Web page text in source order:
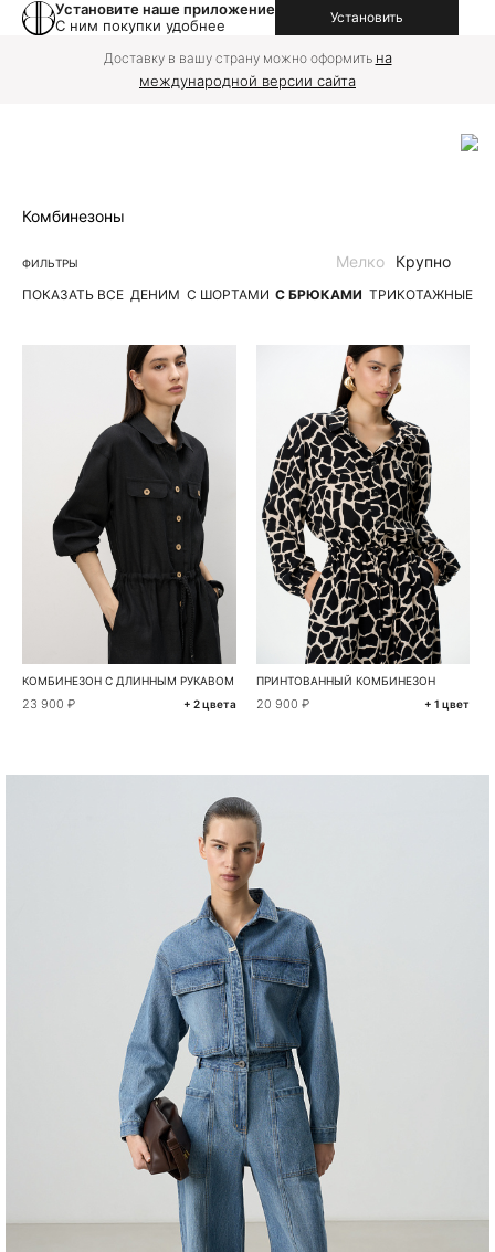
Установите наше приложение
С ним покупки удобнее
Установить
Доставку в вашу страну можно оформить на
международной версии сайта
Комбинезоны
ФИЛЬТРЫ
ПОКАЗАТЬ ВСЕ ДЕНИМ С ШОРТАМИ С БРЮКАМИ ТРИКОТАЖНЫЕ
Мелко Крупно
КОМБИНЕЗОН С ДЛИННЫМ РУКАВОМ
23 900 ₽ + 2 цвета
ПРИНТОВАННЫЙ КОМБИНЕЗОН
20 900 ₽ + 1 цвет